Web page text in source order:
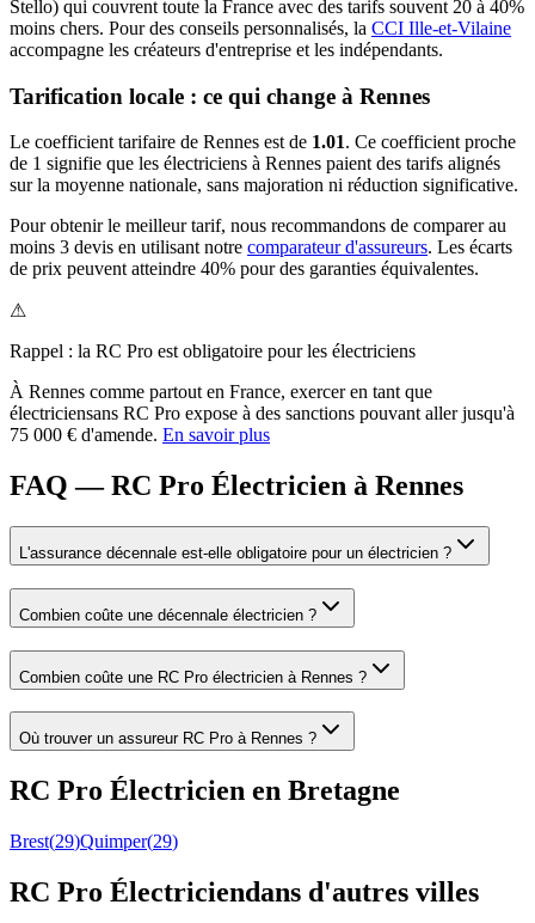
Stello) qui couvrent toute la France avec des tarifs souvent 20 à 40%
moins chers. Pour des conseils personnalisés, la CCI Ille-et-Vilaine
accompagne les créateurs d'entreprise et les indépendants.
Tarification locale : ce qui change à Rennes
Le coefficient tarifaire de Rennes est de 1.01. Ce coefficient proche
de 1 signifie que les électriciens à Rennes paient des tarifs alignés
sur la moyenne nationale, sans majoration ni réduction significative.
Pour obtenir le meilleur tarif, nous recommandons de comparer au
moins 3 devis en utilisant notre comparateur d'assureurs. Les écarts
de prix peuvent atteindre 40% pour des garanties équivalentes.
⚠
Rappel : la RC Pro est obligatoire pour les électriciens
À Rennes comme partout en France, exercer en tant que
électriciensans RC Pro expose à des sanctions pouvant aller jusqu'à
75 000 € d'amende. En savoir plus
FAQ — RC Pro Électricien à Rennes
L'assurance décennale est-elle obligatoire pour un électricien ?
Combien coûte une décennale électricien ?
Combien coûte une RC Pro électricien à Rennes ?
Où trouver un assureur RC Pro à Rennes ?
RC Pro Électricien en Bretagne
Brest(29)Quimper(29)
RC Pro Électriciendans d'autres villes